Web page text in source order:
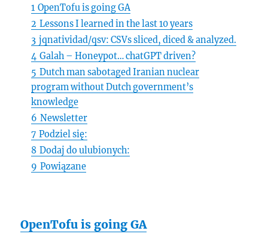
1 OpenTofu is going GA
2 Lessons I learned in the last 10 years
3 jqnatividad/qsv: CSVs sliced, diced & analyzed.
4 Galah – Honeypot… chatGPT driven?
5 Dutch man sabotaged Iranian nuclear
program without Dutch government’s
knowledge
6 Newsletter
7 Podziel się:
8 Dodaj do ulubionych:
9 Powiązane
OpenTofu is going GA